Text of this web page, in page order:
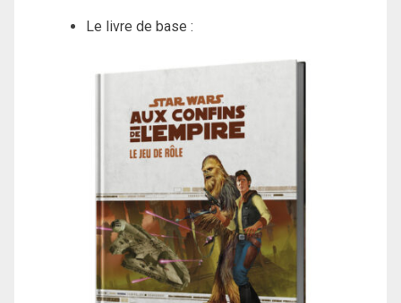
Le livre de base :